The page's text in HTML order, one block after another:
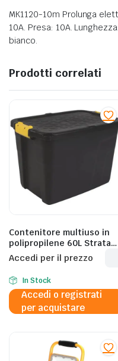
MK1120-10m Prolunga
10A. Presa: 10A.
bianco.
Prodotti correlati
Contenitore multiuso in
polipropilene 60L Strata
nero/giallo 2004420130
Accedi per il prezzo
In Stock
Accedi o registrati
per acquistare